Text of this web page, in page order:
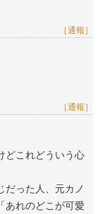
［通報］
［通報］
どこれどういう心
だった人、元カノ
あれのどこが可愛